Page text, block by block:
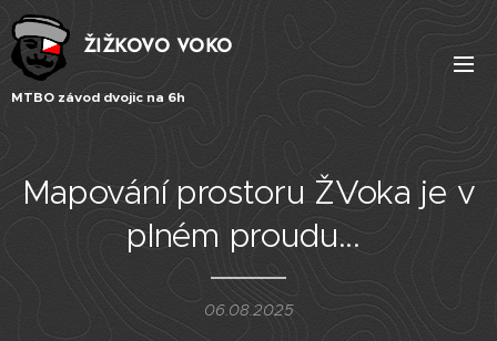
ŽIŽKOVO VOKO
MTBO závod dvojic na 6h
Mapování prostoru ŽVoka je v
plném proudu...
06.08.2025